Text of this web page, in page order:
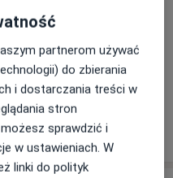
superwizji, dbam o
do Polskiego
Polskiego
oraz Polskiego
partnerom używać
do zbierania
i dostarczania treści w
stron
sprawdzić i
w ustawieniach. W
linki do polityk